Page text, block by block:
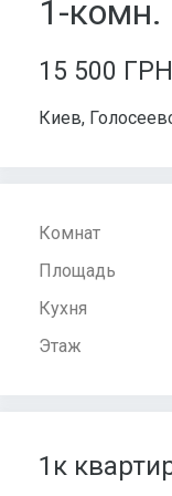
1-комн.
15 500
Киев,
Комнат
Площадь
Кухня
Этаж
1к